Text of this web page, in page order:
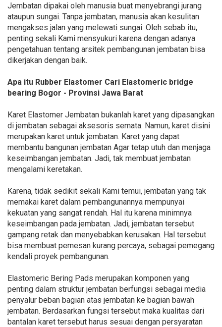
Jembatan dipakai oleh manusia buat menyebrangi jurang
ataupun sungai. Tanpa jembatan, manusia akan kesulitan
mengakses jalan yang melewati sungai. Oleh sebab itu,
penting sekali Kami mensyukuri karena dengan adanya
pengetahuan tentang arsitek pembangunan jembatan bisa
dikerjakan dengan baik.
Apa itu Rubber Elastomer Cari Elastomeric bridge
bearing Bogor - Provinsi Jawa Barat
Karet Elastomer Jembatan bukanlah karet yang dipasangkan
di jembatan sebagai aksesoris semata. Namun, karet disini
merupakan karet untuk jembatan. Karet yang dapat
membantu bangunan jembatan Agar tetap utuh dan menjaga
keseimbangan jembatan. Jadi, tak membuat jembatan
mengalami keretakan.
Karena, tidak sedikit sekali Kami temui, jembatan yang tak
memakai karet dalam pembangunannya mempunyai
kekuatan yang sangat rendah. Hal itu karena minimnya
keseimbangan pada jembatan. Jadi, jembatan tersebut
gampang retak dan menyebabkan kerusakan. Hal tersebut
bisa membuat pemesan kurang percaya, sebagai pemegang
kendali proyek pembangunan.
Elastomeric Bering Pads merupakan komponen yang
penting dalam struktur jembatan berfungsi sebagai media
penyalur beban bagian atas jembatan ke bagian bawah
jembatan. Berdasarkan fungsi tersebut maka kualitas dari
bantalan karet tersebut harus sesuai dengan persyaratan